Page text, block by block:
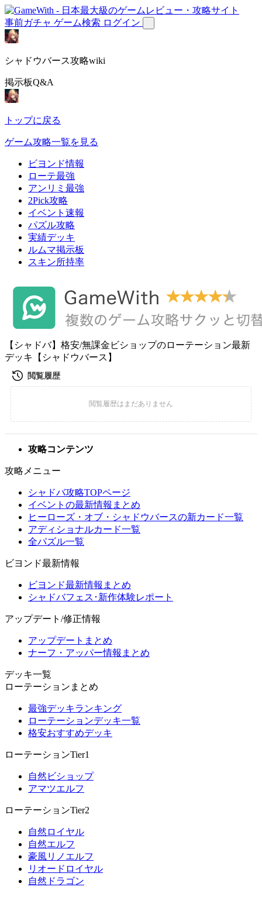
事前ガチャ ゲーム検索 ログイン
シャドウバース攻略wiki
掲示板Q&A
トップに戻る
ゲーム攻略一覧を見る
ビヨンド情報
ローテ最強
アンリミ最強
2Pick攻略
イベント速報
パズル攻略
実績デッキ
ルムマ掲示板
スキン所持率
【シャドバ】格安/無課金ビショップのローテーション最新
デッキ【シャドウバース】
攻略コンテンツ
攻略メニュー
シャドバ攻略TOPページ
イベントの最新情報まとめ
ヒーローズ・オブ・シャドウバースの新カード一覧
アディショナルカード一覧
全パズル一覧
ビヨンド最新情報
ビヨンド最新情報まとめ
シャドバフェス･新作体験レポート
アップデート/修正情報
アップデートまとめ
ナーフ・アッパー情報まとめ
デッキ一覧
ローテーションまとめ
最強デッキランキング
ローテーションデッキ一覧
格安おすすめデッキ
ローテーションTier1
自然ビショップ
アマツエルフ
ローテーションTier2
自然ロイヤル
自然エルフ
豪風リノエルフ
リオードロイヤル
自然ドラゴン